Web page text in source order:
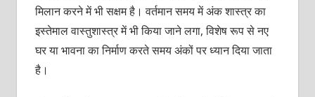
मिलान करने में भी सक्षम है। वर्तमान समय में अंक शास्त्र का
इस्तेमाल वास्तुशास्त्र में भी किया जाने लगा, विशेष रूप से नए
घर या भावना का निर्माण करते समय अंकों पर ध्यान दिया जाता
है।